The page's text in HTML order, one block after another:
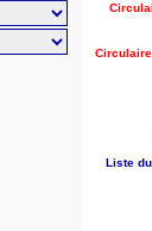
Circulaire
Liste